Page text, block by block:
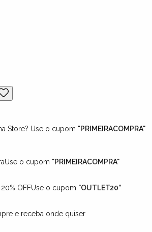
Store? Use o cupom "PRIMEIRACOMPRA"
Use o cupom "PRIMEIRACOMPRA"
OFFUse o cupom "OUTLET20”
e receba onde quiser